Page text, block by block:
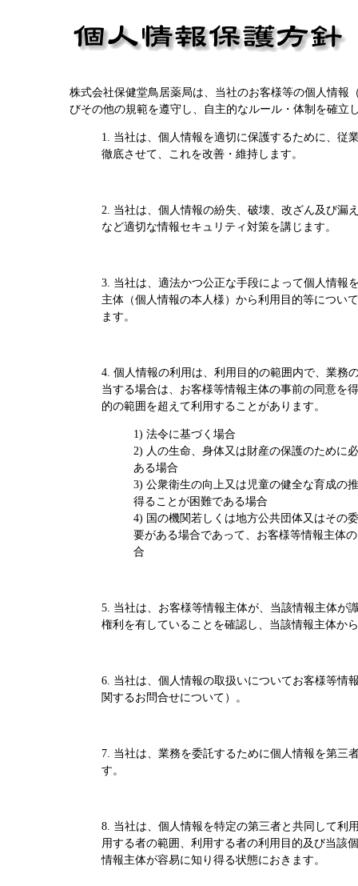
株式会社保健堂鳥居薬局は、当社のお客様等の個人情報
びその他の規範を遵守し、自主的なルール・体制を確立
1. 当社は、個人情報を適切に保護するために、従
徹底させて、これを改善・維持します。
2. 当社は、個人情報の紛失、破壊、改ざん及び漏
など適切な情報セキュリティ対策を講じます。
3. 当社は、適法かつ公正な手段によって個人情報
主体（個人情報の本人様）から利用目的等につい
ます。
4. 個人情報の利用は、利用目的の範囲内で、業務
当する場合は、お客様等情報主体の事前の同意を
的の範囲を超えて利用することがあります。
1) 法令に基づく場合
2) 人の生命、身体又は財産の保護のために
ある場合
3) 公衆衛生の向上又は児童の健全な育成の
得ることが困難である場合
4) 国の機関若しくは地方公共団体又はその
要がある場合であって、お客様等情報主体
合
5. 当社は、お客様等情報主体が、当該情報主体が
権利を有していることを確認し、当該情報主体か
6. 当社は、個人情報の取扱いについてお客様等情
関するお問合せについて）。
7. 当社は、業務を委託するために個人情報を第三
す。
8. 当社は、個人情報を特定の第三者と共同して利
用する者の範囲、利用する者の利用目的及び当該
情報主体が容易に知り得る状態におきます。